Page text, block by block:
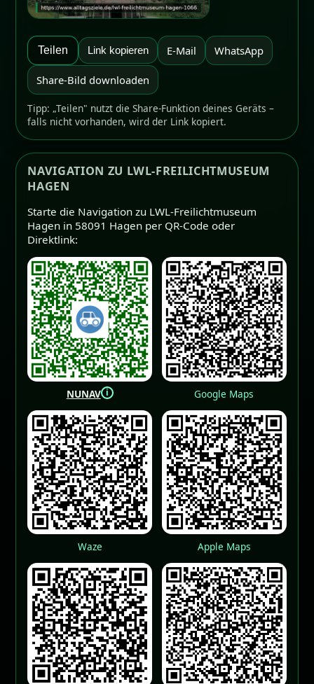
Teilen Link kopieren E-Mail WhatsApp
Share-Bild downloaden
Tipp: „Teilen" nutzt die Share-Funktion deines Geräts –
falls nicht vorhanden, wird der Link kopiert.
NAVIGATION ZU LWL-FREILICHTMUSEUM
HAGEN
Starte die Navigation zu LWL-Freilichtmuseum
Hagen in 58091 Hagen per QR-Code oder
Direktlink:
NUNAV i Google Maps
Waze Apple Maps